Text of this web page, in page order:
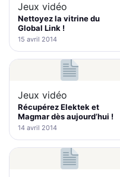
Jeux vidéo
Nettoyez la vitrine du
Global Link !
15 avril 2014
Jeux vidéo
Récupérez Elektek et
Magmar dès aujourd’hui !
14 avril 2014